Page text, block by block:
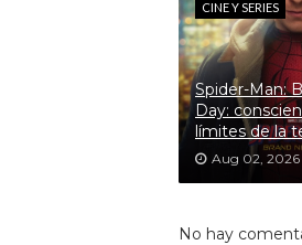
CINE Y SERIES
Spider-Man:
Day:
límites de la
Aug 02, 2026
No hay